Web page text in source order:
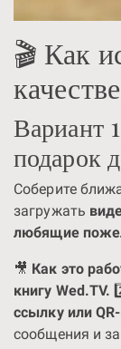
🎬 Как
Вариант
подарок
Соберите
загружать
любящие
🎥 Как это
книгу Wed.TV.
ссылку или
сообщения и